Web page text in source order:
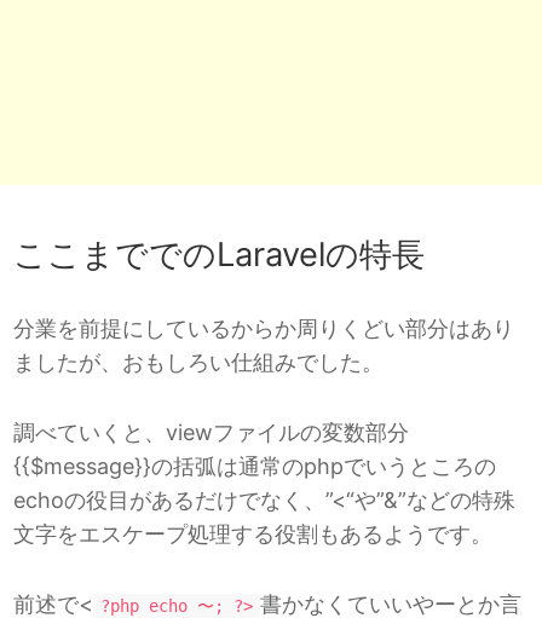
ここまででのLaravelの特長
分業を前提にしているからか周りくどい部分はあり
ましたが、おもしろい仕組みでした。
調べていくと、viewファイルの変数部分
{{$message}}の括弧は通常のphpでいうところの
echoの役目があるだけでなく、”<“や”&”などの特殊
文字をエスケープ処理する役割もあるようです。
前述で< ?php echo 〜; ?> 書かなくていいやーとか言